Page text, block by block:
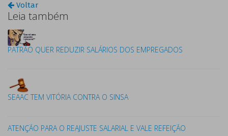
Voltar
Leia também
PATRÃO QUER REDUZIR SALÁRIOS DOS EMPREGADOS
SEAAC TEM VITÓRIA CONTRA O SINSA
ATENÇÃO PARA O REAJUSTE SALARIAL E VALE REFEIÇÃO